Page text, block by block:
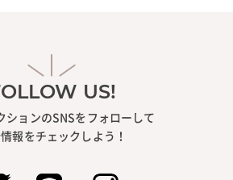
US!
ションのSNSをフォローして
報をチェックしよう！